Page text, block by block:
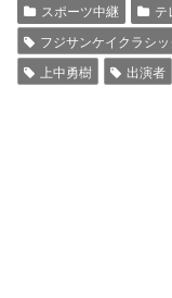
スポーツ中継 テ
フジサンケイクラシッ
上中勇樹
出演者